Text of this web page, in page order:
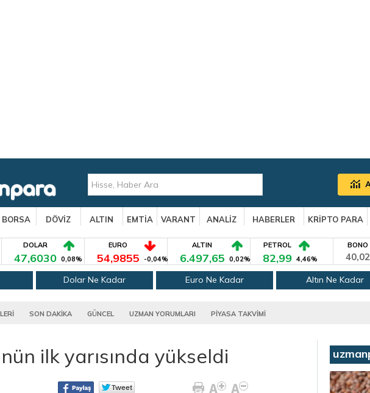
BORSA DÖVİZ ALTIN EMTİA VARANT ANALİZ HABERLER KRİPTO PARA
DOLAR
47,6030 0,08%
EURO
54,9855 -0,04%
ALTIN
6.497,65 0,02%
PETROL
82,99 4,46%
BONO
40,02
Dolar Ne Kadar Euro Ne Kadar Altın Ne Kadar
SON DAKİKA GÜNCEL UZMAN YORUMLARI PİYASA TAKVİMİ
ilk yarısında yükseldi